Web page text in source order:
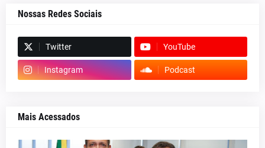
Nossas Redes Sociais
Twitter YouTube
Instagram Podcast
Mais Acessados